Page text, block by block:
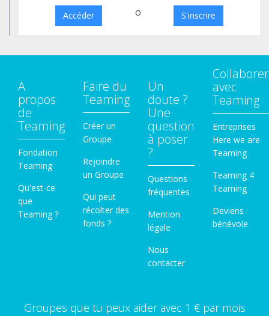
Accéder o S'inscrire
A
propos
de
Teaming
Fondation
Teaming
Qu'est-ce
que
Teaming ?
Faire du
Teaming
Créer un
Groupe
Rejoindre
un Groupe
Qui peut
récolter des
fonds ?
Un
doute ?
Une
question
à poser
?
Questions
fréquentes
Mention
légale
Nous
contacter
Collaborer
avec
Teaming
Entreprises
Here we are
Teaming
Teaming 4
Teaming
Deviens
bénévole
Groupes que tu peux aider avec 1 € par mois